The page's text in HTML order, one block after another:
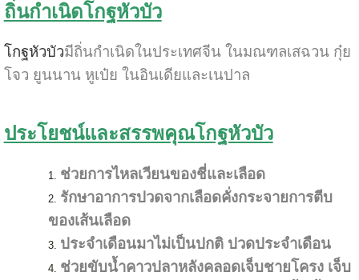
ถิ่นกำเนิดโกฐหัวบัว
โกฐหัวบัวมีถิ่นกำเนิดในประเทศจีน ในมณฑลเสฉวน กุ๋ย
โจว ยูนนาน หูเป๋ย ในอินเดียและเนปาล
ประโยชน์และสรรพคุณโกฐหัวบัว
ช่วยการไหลเวียนของชี่และเลือด
รักษาอาการปวดจากเลือดคั่งกระจายการตีบ
ของเส้นเลือด
ประจำเดือนมาไม่เป็นปกติ ปวดประจำเดือน
ช่วยขับน้ำคาวปลาหลังคลอดเจ็บชายโครง เจ็บ